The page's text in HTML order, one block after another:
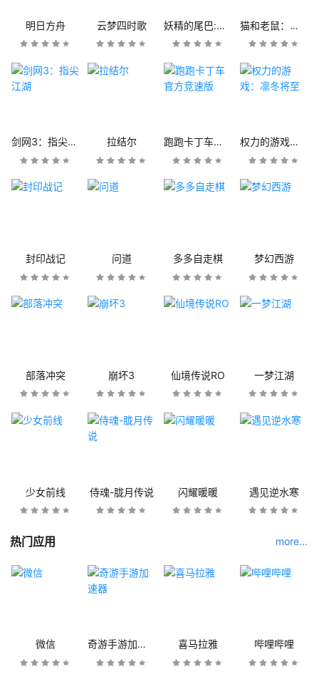
明日方舟 云梦四时歌 妖精的尾巴:魔导少年 猫和老鼠：欢乐互动
剑网3：指尖江湖 拉结尔 跑跑卡丁车官方竞速版 权力的游戏：凛冬将至
封印战记 问道 多多自走棋 梦幻西游
部落冲突 崩坏3 仙境传说RO 一梦江湖
少女前线 侍魂-胧月传说 闪耀暖暖 遇见逆水寒
热门应用 more...
微信 奇游手游加速器 喜马拉雅 哔哩哔哩